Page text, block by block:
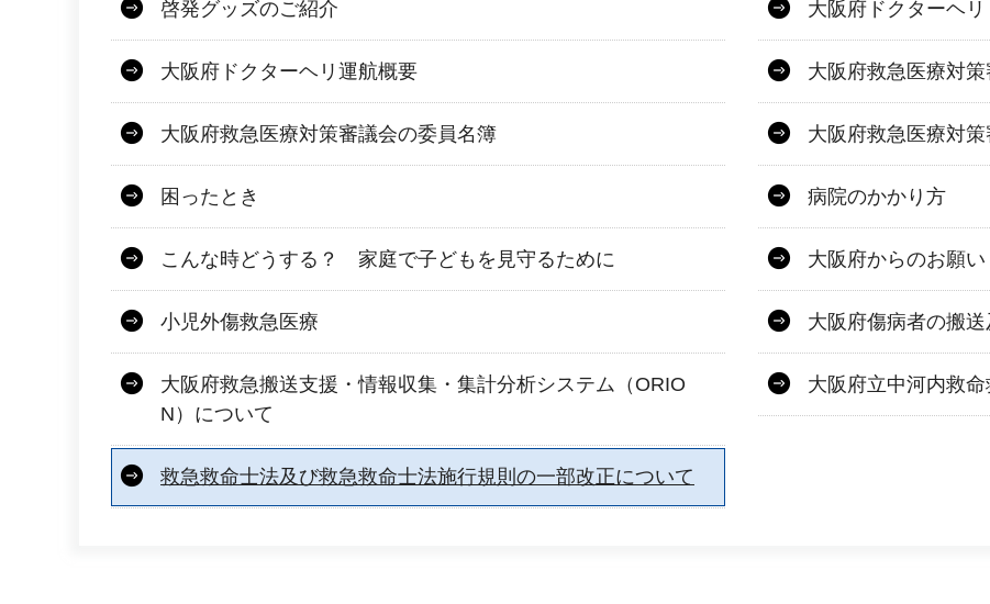
啓発グッズのご紹介 大阪府ドクターヘリ
大阪府ドクターヘリ運航概要 大阪府救急医療対策
大阪府救急医療対策審議会の委員名簿 大阪府救急医療対
困ったとき 病院のかかり方
こんな時どうする？ 家庭で子どもを見守るために 大阪府からのお願い
小児外傷救急医療 大阪府傷病者の搬
大阪府救急搬送支援・情報収集・集計分析システム（ORIO
N）について
大阪府立中河内救
救急救命士法及び救急救命士法施行規則の一部改正について